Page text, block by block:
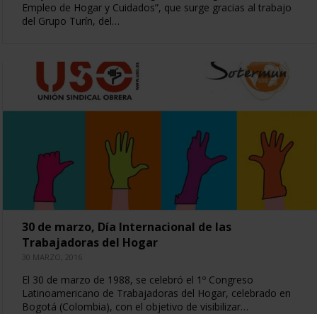
Empleo de Hogar y Cuidados”, que surge gracias al trabajo
del Grupo Turín, del…
30 de marzo, Día Internacional de las
Trabajadoras del Hogar
30 MARZO, 2016
El 30 de marzo de 1988, se celebró el 1º Congreso
Latinoamericano de Trabajadoras del Hogar, celebrado en
Bogotá (Colombia), con el objetivo de visibilizar…